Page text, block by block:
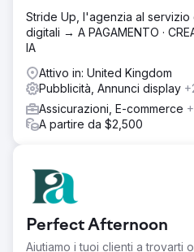
Stride Up, l'agenzia al
digitali → A PAGAMENTO · CREA
IA
Attivo in: United Kingdom
Pubblicità, Annunci display
Assicurazioni, E-commerce
A partire da $2,500
Perfect Afternoon
Aiutiamo i tuoi clienti a trovarti